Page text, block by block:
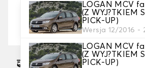
LOGAN MCV
(Z WYJ?TKIEM
PICK-UP)
Wersja 12/2016 -
LOGAN MCV
(Z WYJ?TKIEM
PICK-UP)
2. Typ plandeki
wybierz plandekę ochronną
potrzeb
Przewidywana bezpłatna